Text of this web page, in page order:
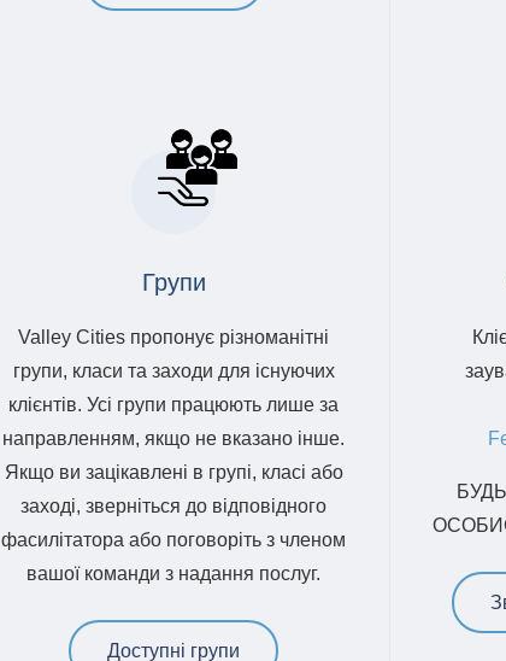
Групи
Valley Cities пропонує різноманітні
групи, класи та заходи для існуючих
клієнтів. Усі групи працюють лише за
направленням, якщо не вказано інше.
Якщо ви зацікавлені в групі, класі або
заході, зверніться до відповідного
фасилітатора або поговоріть з членом
вашої команди з надання послуг.
Доступні групи